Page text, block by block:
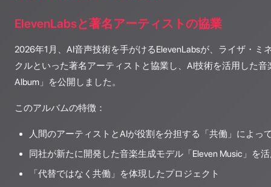
ElevenLabsと著名アーティストの協業
2026年1月、AI音声技術を手がけるElevenLabsが、ライザ・ミ
クルといった著名アーティストと協業し、AI技術を活用した音
Album」を公開しました。
このアルバムの特徴：
人間のアーティストとAIが役割を分担する「共働」によっ
同社が新たに開発した音楽生成モデル「Eleven Music」を
「代替ではなく共働」を体現したプロジェクト